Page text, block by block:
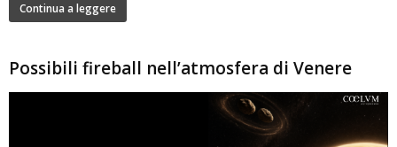
Continua a leggere
Possibili fireball nell’atmosfera di Venere